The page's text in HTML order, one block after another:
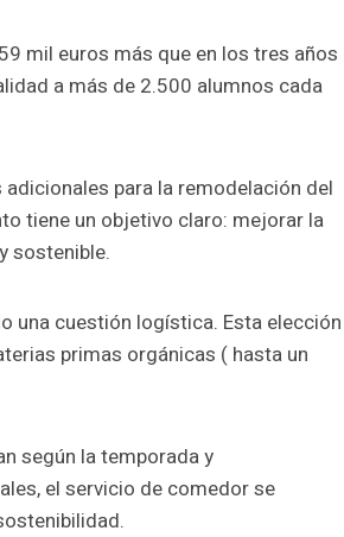
mil euros más que en los tres años
a más de 2.500 alumnos cada
para la remodelación del
tiene un objetivo claro: mejorar la
sostenible.
una cuestión logística. Esta elección
primas orgánicas ( hasta un
según la temporada y
el servicio de comedor se